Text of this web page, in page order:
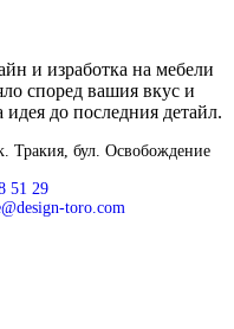
и изработка на мебели
според вашия вкус и
до последния детайл.
Тракия, бул. Освобождение
51 29
toro.com